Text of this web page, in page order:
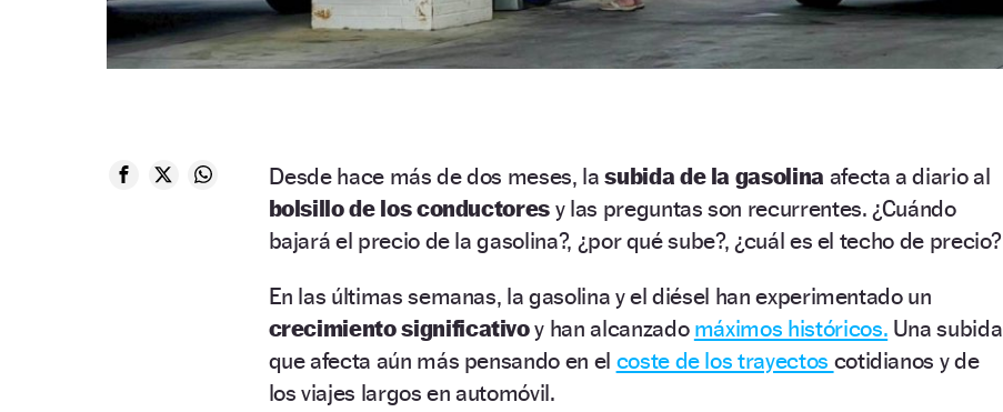
Desde hace más de dos meses, lasubida de la gasolina afecta a diario al
bolsillo de los conductores y las preguntas son recurrentes. ¿Cuándo
bajará el precio de la gasolina?, ¿por qué sube?, ¿cuál es el techo de precio?
En las últimas semanas, la gasolina y el diésel han experimentado un
crecimientosignificativoy han alcanzado máximos históricos. Una subida
que afecta aún más pensando en el coste de los trayectos cotidianos y de
los viajes largos en automóvil.